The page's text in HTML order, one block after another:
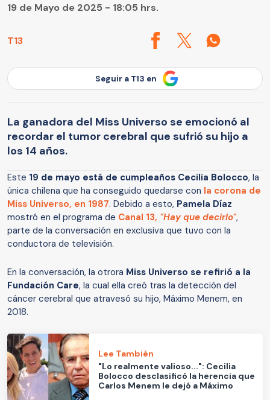
T13
19 de Mayo de 2025 - 18:05 hrs.
Seguir a T13 en
La ganadora del Miss Universo se emocionó al
recordar el tumor cerebral que sufrió su hijo a
los 14 años.
Este 19 de mayo está de cumpleaños Cecilia Bolocco, la
única chilena que ha conseguido quedarse con la corona de
Miss Universo, en 1987. Debido a esto, Pamela Díaz
mostró en el programa de Canal 13, "Hay que decirlo",
parte de la conversación en exclusiva que tuvo con la
conductora de televisión.
En la conversación, la otrora Miss Universo se refirió a la
Fundación Care, la cual ella creó tras la detección del
cáncer cerebral que atravesó su hijo, Máximo Menem, en
2018.
Lee También
"Lo realmente valioso...": Cecilia
Bolocco desclasificó la herencia que
Carlos Menem le dejó a Máximo